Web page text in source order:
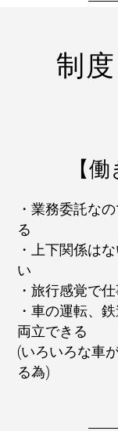
制
【
・業務委託な
る
・上下関係は
い
・旅行感覚で
・車の運転、
両立できる
(いろいろな車
る為)